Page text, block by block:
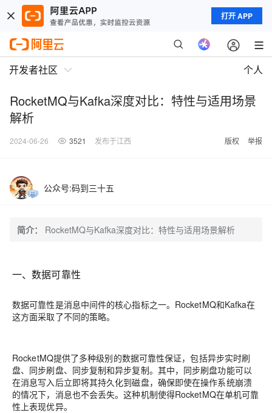
打开 APP
开发者社区 个人
RocketMQ与Kafka深度对比：特性与适用场景
解析
2024-06-26 3521 发布于江西 版权 举报
公众号:码到三十五
简介： RocketMQ与Kafka深度对比：特性与适用场景解析
一、数据可靠性
数据可靠性是消息中间件的核心指标之一。RocketMQ和Kafka在
这方面采取了不同的策略。
RocketMQ提供了多种级别的数据可靠性保证，包括异步实时刷
盘、同步刷盘、同步复制和异步复制。其中，同步刷盘功能可以
在消息写入后立即将其持久化到磁盘，确保即使在操作系统崩溃
的情况下，消息也不会丢失。这种机制使得RocketMQ在单机可靠
性上表现优异。